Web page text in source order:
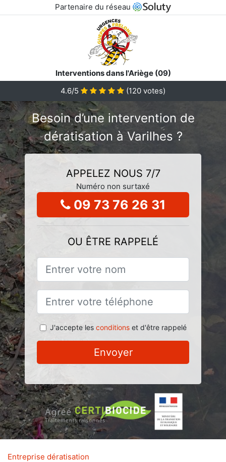
Partenaire du réseau
Interventions dans l'Ariège (09)
4.6/5
(120 votes)
Besoin d’une intervention de
dératisation à Varilhes ?
APPELEZ NOUS 7/7
Numéro non surtaxé
09 73 76 26 31
OU ÊTRE RAPPELÉ
J'accepte les conditionset d'être rappelé
Envoyer
Entreprise dératisation